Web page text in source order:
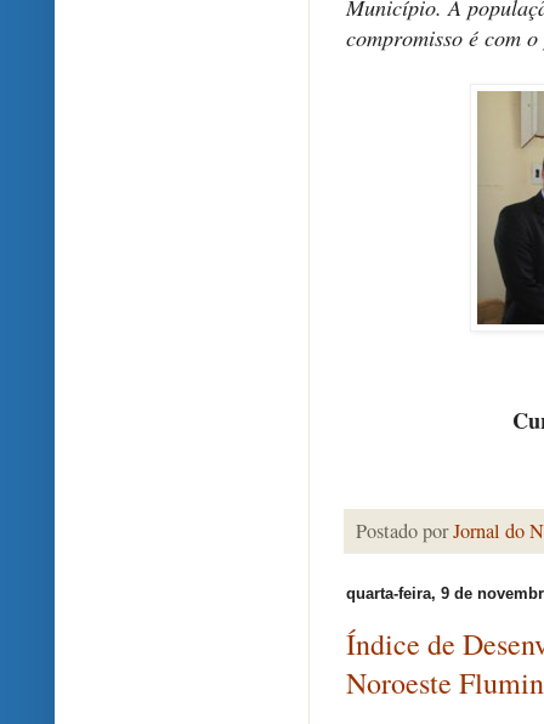
Município. A
compromisso é com
Postado porJornal do
quarta-feira, 9 de
Índice de
Noroeste